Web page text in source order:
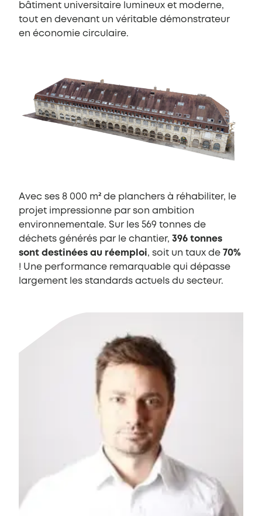
bâtiment universitaire lumineux et moderne,
tout en devenant un véritable démonstrateur
en économie circulaire.
Avec ses 8 000 m² de planchers à réhabiliter, le
projet impressionne par son ambition
environnementale. Sur les 569 tonnes de
déchets générés par le chantier, 396 tonnes
sont destinées au réemploi, soit un taux de 70%
! Une performance remarquable qui dépasse
largement les standards actuels du secteur.